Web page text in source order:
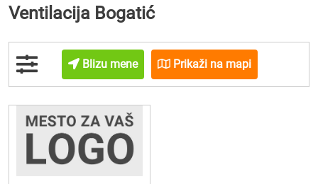
Ventilacija Bogatić
Blizu mene Prikaži na mapi